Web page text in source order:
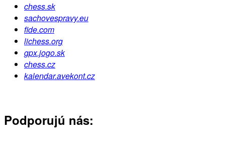
chess.sk
sachovespravy.eu
fide.com
lichess.org
gpx.jogo.sk
chess.cz
kalendar.avekont.cz
Podporujú nás: